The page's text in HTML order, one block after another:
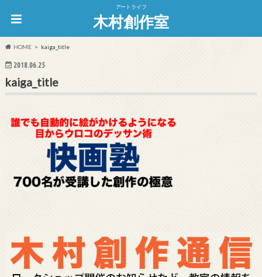
アートライフ
木村創作室
HOME kaiga_title
2018.06.25
kaiga_title